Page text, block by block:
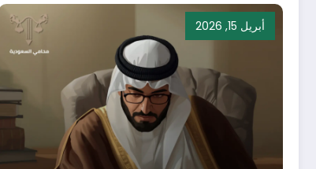
أبريل 15, 2026